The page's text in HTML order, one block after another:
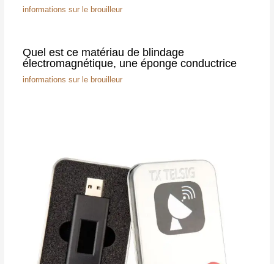
informations sur le brouilleur
Quel est ce matériau de blindage
électromagnétique, une éponge conductrice
informations sur le brouilleur